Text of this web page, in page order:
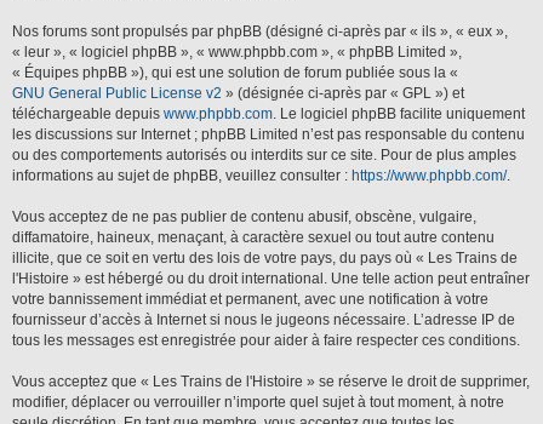
Nos forums sont propulsés par phpBB (désigné ci-après par « ils », « eux »,
« leur », « logiciel phpBB », « www.phpbb.com », « phpBB Limited »,
« Équipes phpBB »), qui est une solution de forum publiée sous la «
GNU General Public License v2 » (désignée ci-après par « GPL ») et
téléchargeable depuis www.phpbb.com. Le logiciel phpBB facilite uniquement
les discussions sur Internet ; phpBB Limited n’est pas responsable du contenu
ou des comportements autorisés ou interdits sur ce site. Pour de plus amples
informations au sujet de phpBB, veuillez consulter : https://www.phpbb.com/.
Vous acceptez de ne pas publier de contenu abusif, obscène, vulgaire,
diffamatoire, haineux, menaçant, à caractère sexuel ou tout autre contenu
illicite, que ce soit en vertu des lois de votre pays, du pays où « Les Trains de
l'Histoire » est hébergé ou du droit international. Une telle action peut entraîner
votre bannissement immédiat et permanent, avec une notification à votre
fournisseur d’accès à Internet si nous le jugeons nécessaire. L’adresse IP de
tous les messages est enregistrée pour aider à faire respecter ces conditions.
Vous acceptez que « Les Trains de l'Histoire » se réserve le droit de supprimer,
modifier, déplacer ou verrouiller n’importe quel sujet à tout moment, à notre